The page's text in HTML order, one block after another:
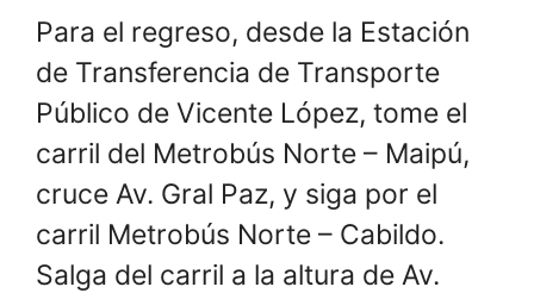
Para el regreso, desde la Estación
de Transferencia de Transporte
Público de Vicente López, tome el
carril del Metrobús Norte – Maipú,
cruce Av. Gral Paz, y siga por el
carril Metrobús Norte – Cabildo.
Salga del carril a la altura de Av.